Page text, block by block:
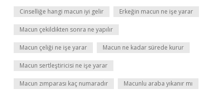
Cinselliğe hangi macun iyi gelir Erkeğin macun ne işe yarar
Macun çekildikten sonra ne yapılır
Macun çeliği ne işe yarar Macun ne kadar sürede kurur
Macun sertleştiricisi ne işe yarar
Macun zımparası kaç numaradır Macunlu araba yıkanır mı